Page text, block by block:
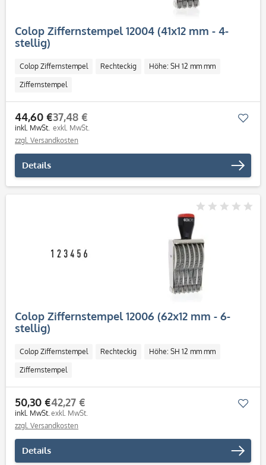
Colop Ziffernstempel 12004 (41x12 mm - 4-
stellig)
Colop Ziffernstempel Rechteckig Höhe: SH 12 mm mm
Ziffernstempel
44,60 €
inkl. MwSt.
37,48 €
exkl. MwSt.
zzgl. Versandkosten
Details
Colop Ziffernstempel 12006 (62x12 mm - 6-
stellig)
Colop Ziffernstempel Rechteckig Höhe: SH 12 mm mm
Ziffernstempel
50,30 €
inkl. MwSt.
42,27 €
exkl. MwSt.
zzgl. Versandkosten
Details